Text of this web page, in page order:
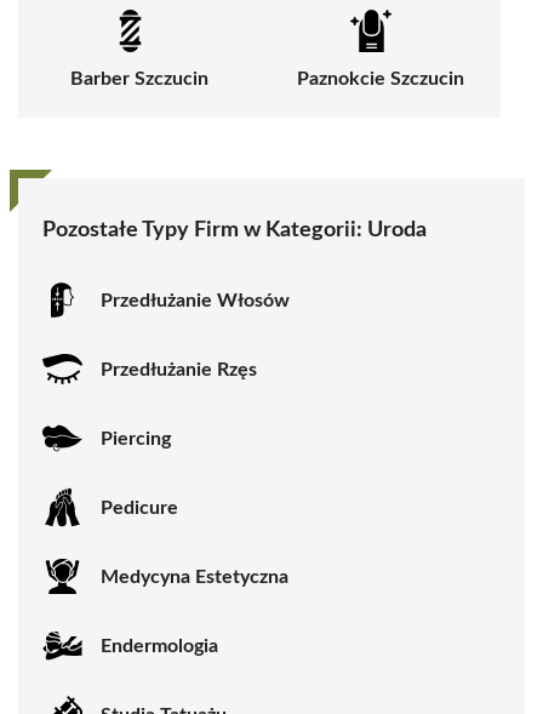
Barber Szczucin Paznokcie Szczucin
Pozostałe Typy Firm w Kategorii: Uroda
Przedłużanie Włosów
Przedłużanie Rzęs
Piercing
Pedicure
Medycyna Estetyczna
Endermologia